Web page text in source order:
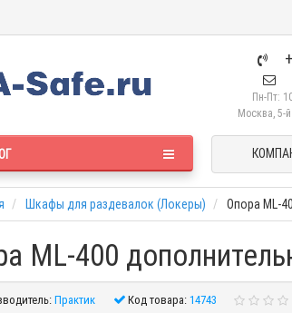
Пн-Пт:
Москва, 5-
Шкафы для раздевалок (Локеры) Опора ML-
ML-400
Практик Код товара:14743